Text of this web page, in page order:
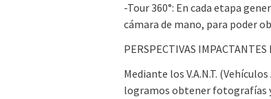
-Tour 360°: En cada etapa
cámara de mano, para poder
PERSPECTIVAS IMPACTANTES
Mediante los V.A.N.T.
logramos obtener fotografías